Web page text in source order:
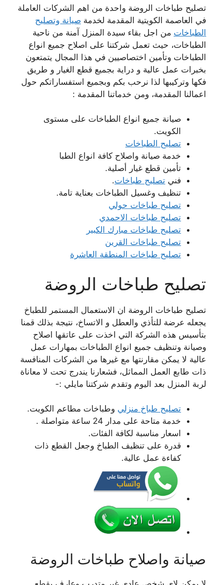
تصليح طباخات الروضة واحدة من اهم الشركات العاملة
في العاصمة الكويتية المقدمة لخدمة صيانة وتصليح
الطباخات من اجل بقاء سيدة المنزل آمنة من ناحية
الطباخات، حيث تعمل شركتنا على اصلاح جميع انواع
الطباخات وتأمين اختصاصيين في هذا المجال يتمتعون
بخبرات عمل عالية و دراية بجميع قطع الغيار و طريق
فكها وتركيبها لذا نرحب بكم وبجميع استفساراتكم حول
اعمالنا المقدمة، ومن خدماتنا المقدمة :
صيانة جميع انواع الطباخات على مستوى
الكويت.
تصليح الطباخات
خدمة صيانة واصلاح كافة انواع الطبا
تأمين قطع غيار أصلية.
فني تصليح طباخات.
تنظيف وغسيل الطباخات بعناية تامة.
تصليح طباخات حولي
تصليح طباخات الاحمدي
تصليح طباخات مبارك الكبير
تصليح طباخات القرين
تصليح طباخات المنطقة العاشرة
تصليح طباخات الروضة
تصليح طباخات الروضة ان الاستعمال المستمر للطباخ
يجعله عرضة للتأذي والعطل و الاتساخ، نتيجة بذلك قمنا
بتأسيس هذه الشركة التي اخذت على عاتقها اصلاح
وصيانة وتنظيف جميع انواع الطباخات بمهارات عمل
عالية لا يمكن مقارنتها مع غيرها من الشركات المنافسة
ذات طابع العمل المماثل، فشعارنا يندرج تحت لا معاناة
لربة المنزل بعد اليوم وتقدم شركتنا مايلي :-
تصليح طباخ منزلي وطباخات مطاعم الكويت.
خدمة متاحة على مدار 24 ساعة متواصلة .
اسعار مناسبة لكافة الفئات.
قدرة على تنظيف الطباخ وجعل القطع ذات
كفاءة عمل عالية.
صيانة واصلاح طباخات الروضة